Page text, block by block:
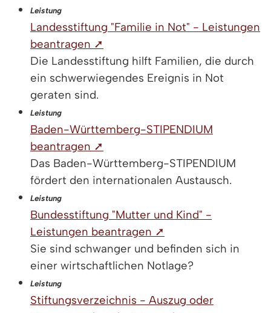
Leistung
Landesstiftung "Familie in Not" - Leistungen
beantragen ➚
Die Landesstiftung hilft Familien, die durch
ein schwerwiegendes Ereignis in Not
geraten sind.
Leistung
Baden-Württemberg-STIPENDIUM
beantragen ➚
Das Baden-Württemberg-STIPENDIUM
fördert den internationalen Austausch.
Leistung
Bundesstiftung "Mutter und Kind" -
Leistungen beantragen ➚
Sie sind schwanger und befinden sich in
einer wirtschaftlichen Notlage?
Leistung
Stiftungsverzeichnis - Auszug oder